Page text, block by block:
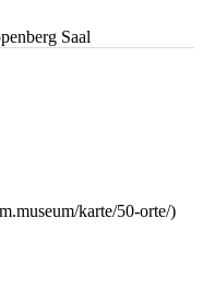
Saal
karte/50-orte/)